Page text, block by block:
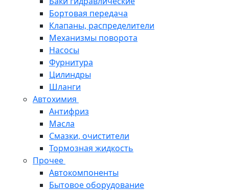
Бортовая передача
Клапаны, распределители
Механизмы поворота
Насосы
Фурнитура
Цилиндры
Шланги
Автохимия
Антифриз
Масла
Смазки, очистители
Тормозная жидкость
Прочее
Автокомпоненты
Бытовое оборудование